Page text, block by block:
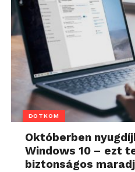
DOTKOM
Októberben
Windows 10 – ezt
biztonságos